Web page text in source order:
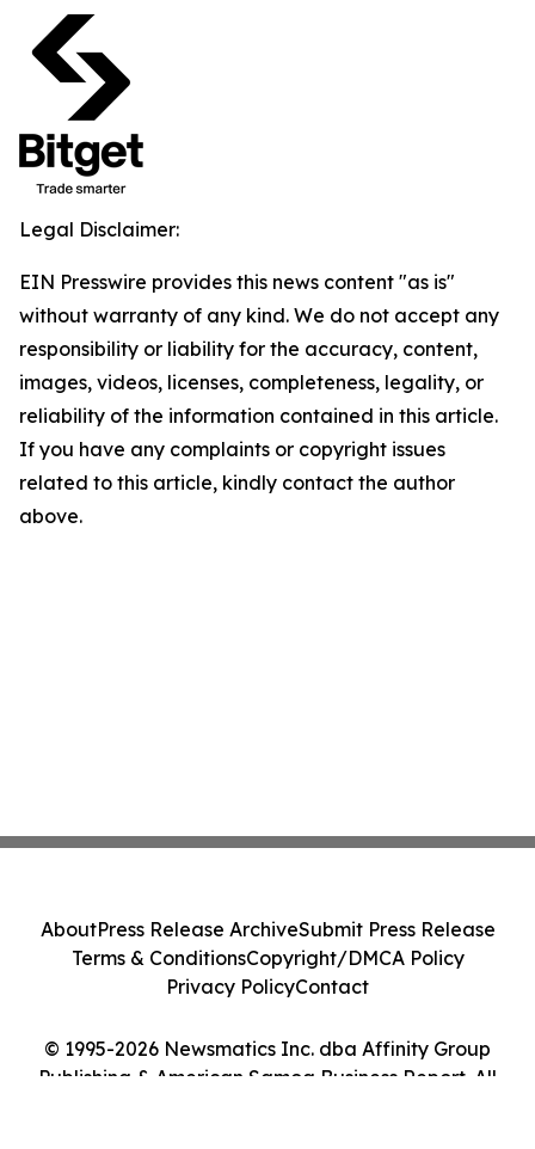
Legal Disclaimer:
EIN Presswire provides this news content "as is"
without warranty of any kind. We do not accept any
responsibility or liability for the accuracy, content,
images, videos, licenses, completeness, legality, or
reliability of the information contained in this article.
If you have any complaints or copyright issues
related to this article, kindly contact the author
above.
© 1995-2026 Newsmatics Inc. dba Affinity Group
Publishing & American Samoa Business Report. All
AboutPress Release ArchiveSubmit Press Release
Terms & ConditionsCopyright/DMCA Policy
Privacy PolicyContact